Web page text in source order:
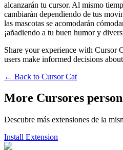
alcanzarán tu cursor. Al mismo
cambiarán dependiendo de tus
las mascotas se acomodarán
¡añadiendo a tu buen humor y
Share your experience with Cursor
users make informed decisions
← Back to Cursor Cat
More Cursores
Descubre más extensiones de la
Install Extension